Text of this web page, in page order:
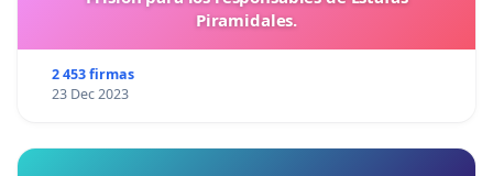
Piramidales.
2 453 firmas
23 Dec 2023